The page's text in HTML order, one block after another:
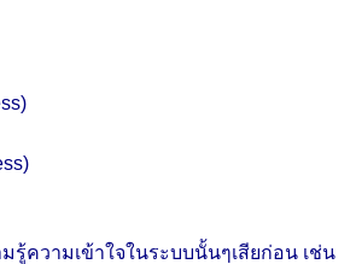
รู้ความเข้าใจในระบบนั้นๆเสียก่อน เช่น